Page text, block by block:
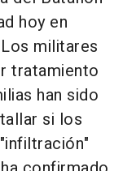
hoy en
militares
tratamiento
han sido
si los